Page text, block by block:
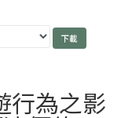
行為之影